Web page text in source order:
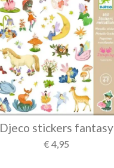
Djeco stickers fantasy
€ 4,95